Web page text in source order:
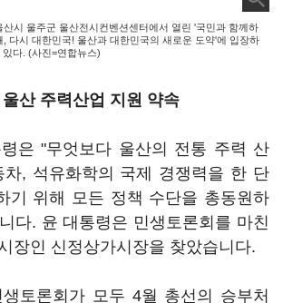
산시 울주군 울산전시컨벤션센터에서 열린 '국민과 함께하
다시 대한민국! 울산과 대한민국의 새로운 도약'에 입장하
다. (사진=연합뉴스)
산 주력산업 지원 약속
은 "무엇보다 울산의 전통 주력 산
차, 석유화학의 국제 경쟁력을 한 단
기 위해 모든 정책 수단을 총동원하
다. 윤 대통령은 민생토론회를 마친
장인 신정상가시장을 찾았습니다.
토론회가 모두 4월 총선의 승부처